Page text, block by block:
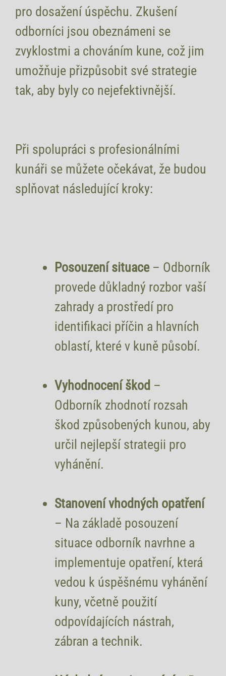
pro dosažení úspěchu. Zkušení
odborníci jsou obeznámeni se
zvyklostmi a chováním kune, což jim
umožňuje přizpůsobit své strategie
tak, aby byly co nejefektivnější.
Při spolupráci s profesionálními
kunáři se můžete očekávat, že budou
splňovat následující kroky:
Posouzení situace– Odborník
provede důkladný rozbor vaší
zahrady a prostředí pro
identifikaci příčin a hlavních
oblastí, které v kuně působí.
Vyhodnocení škod –
Odborník zhodnotí rozsah
škod způsobených kunou, aby
určil nejlepší strategii pro
vyhánění.
Stanovení vhodných opatření
– Na základě posouzení
situace odborník navrhne a
implementuje opatření, která
vedou k úspěšnému vyhánění
kuny, včetně použití
odpovídajících nástrah,
zábran a technik.